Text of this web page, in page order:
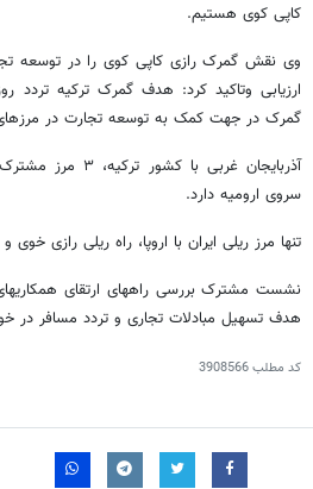
کاپی کوی هستیم.
وی نقش گمرک رازی کاپی کوی را در توسعه
گمرک در جهت کمک به توسعه تجارت در
آذربایجان غربی
سروی ارومیه دارد.
تنها مرز ریلی ایران با اروپا، راه ریلی رازی
نشست مشترک بررسی راههای ارتقای همکاریهای
هدف تسهیل مبادلات تجاری و تردد مسافر در
کد مطلب3908566